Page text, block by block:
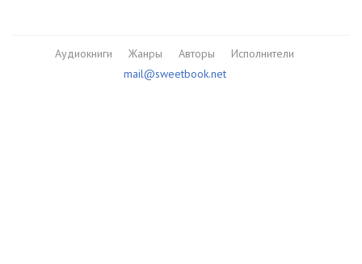
Аудиокниги Жанры Авторы
Исполнители
mail@sweetbook.net